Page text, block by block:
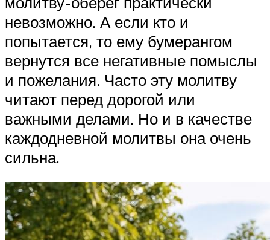
невозможно. А если кто и
попытается, то ему бумерангом
вернутся все негативные помыслы
и пожелания. Часто эту молитву
читают перед дорогой или
важными делами. Но и в качестве
каждодневной молитвы она очень
сильна.